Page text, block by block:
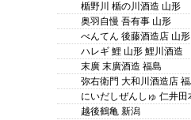
ール 720ml
楯野川 楯の川酒造 山形
奥羽自慢 吾有事 山形
べんてん 後藤酒造店 山形
ハレギ 鯉 山形 鯉川酒造
末廣 末廣酒造 福島
弥右衛門 大和川酒造店
にいだしぜんしゅ 仁井田
越後鶴亀 新潟